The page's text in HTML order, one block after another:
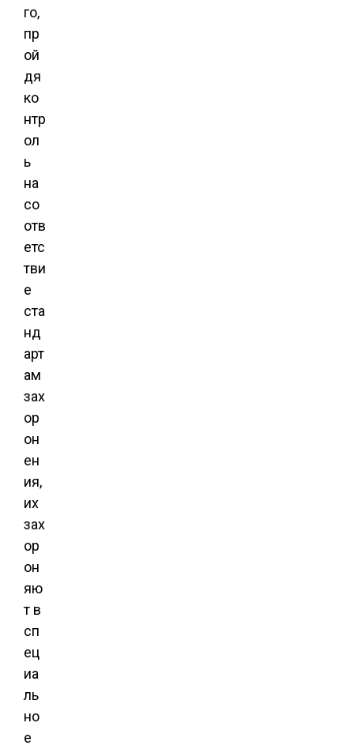
го,
пр
ой
дя
ко
нтр
ол
ь
на
со
отв
етс
тви
е
ста
нд
арт
ам
зах
ор
он
ен
ия,
их
зах
ор
он
яю
т в
сп
ец
иа
ль
но
е